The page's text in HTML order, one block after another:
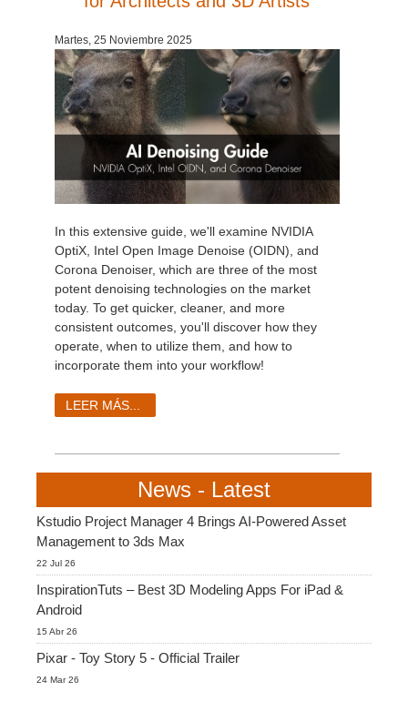
Historial de pagos
Editar perfil
TeamManager
Envío de trabajo de SketchUp
Envío de trabajo de Rhino
Redshift
Mental Ray
LightWave
Martes, 25 Noviembre 2025
In this extensive guide, we'll examine NVIDIA
OptiX, Intel Open Image Denoise (OIDN), and
Corona Denoiser, which are three of the most
potent denoising technologies on the market
today. To get quicker, cleaner, and more
consistent outcomes, you'll discover how they
operate, when to utilize them, and how to
incorporate them into your workflow!
LEER MÁS...
News - Latest
Kstudio Project Manager 4 Brings AI-Powered Asset
Management to 3ds Max
22 Jul 26
InspirationTuts – Best 3D Modeling Apps For iPad &
Android
15 Abr 26
Pixar - Toy Story 5 - Official Trailer
24 Mar 26